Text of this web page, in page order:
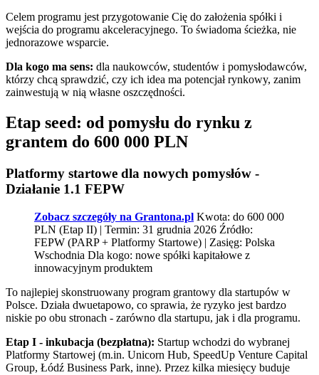
Celem programu jest przygotowanie Cię do założenia spółki i
wejścia do programu akceleracyjnego. To świadoma ścieżka, nie
jednorazowe wsparcie.
Dla kogo ma sens: dla naukowców, studentów i pomysłodawców,
którzy chcą sprawdzić, czy ich idea ma potencjał rynkowy, zanim
zainwestują w nią własne oszczędności.
Etap seed: od pomysłu do rynku z
grantem do 600 000 PLN
Platformy startowe dla nowych pomysłów -
Działanie 1.1 FEPW
Zobacz szczegóły na Grantona.pl Kwota: do 600 000
PLN (Etap II) | Termin: 31 grudnia 2026 Źródło:
FEPW (PARP + Platformy Startowe) | Zasięg: Polska
Wschodnia Dla kogo: nowe spółki kapitałowe z
innowacyjnym produktem
To najlepiej skonstruowany program grantowy dla startupów w
Polsce. Działa dwuetapowo, co sprawia, że ryzyko jest bardzo
niskie po obu stronach - zarówno dla startupu, jak i dla programu.
Etap I - inkubacja (bezpłatna): Startup wchodzi do wybranej
Platformy Startowej (m.in. Unicorn Hub, SpeedUp Venture Capital
Group, Łódź Business Park, inne). Przez kilka miesięcy buduje